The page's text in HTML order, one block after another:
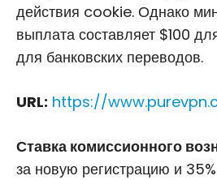
действия cookie. Однако
выплата составляет $100
для банковских переводов.
URL: https://
Ставка комиссионного
за новую регистрацию и